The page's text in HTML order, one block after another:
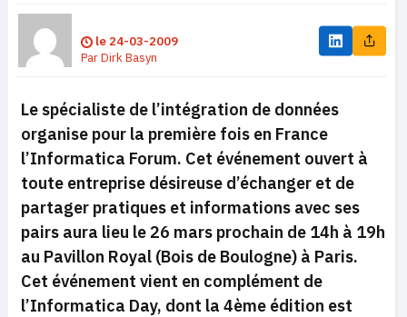
le 24-03-2009
ParDirk Basyn
Le spécialiste de l’intégration de données
organise pour la première fois en France
l’Informatica Forum. Cet événement ouvert à
toute entreprise désireuse d’échanger et de
partager pratiques et informations avec ses
pairs aura lieu le 26 mars prochain de 14h à 19h
au Pavillon Royal (Bois de Boulogne) à Paris.
Cet événement vient en complément de
l’Informatica Day, dont la 4ème édition est